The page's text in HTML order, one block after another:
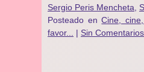
Sergio Peris Mencheta
Posteado enCine,
favor...
| Sin